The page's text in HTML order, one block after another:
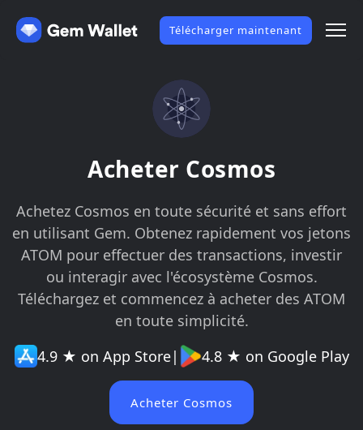
Télécharger maintenant
Acheter Cosmos
Achetez Cosmos en toute sécurité et sans effort
en utilisant Gem. Obtenez rapidement vos jetons
ATOM pour effectuer des transactions, investir
ou interagir avec l'écosystème Cosmos.
Téléchargez et commencez à acheter des ATOM
en toute simplicité.
4.9 ★ on App Store| 4.8 ★ on Google Play
Acheter Cosmos